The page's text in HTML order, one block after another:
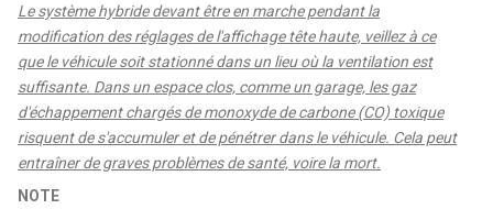
Le système hybride devant être en marche pendant la
modification des réglages de l'affichage tête haute, veillez à ce
que le véhicule soit stationné dans un lieu où la ventilation est
suffisante. Dans un espace clos, comme un garage, les gaz
d'échappement chargés de monoxyde de carbone (CO) toxique
risquent de s'accumuler et de pénétrer dans le véhicule. Cela peut
entraîner de graves problèmes de santé, voire la mort.
NOTE